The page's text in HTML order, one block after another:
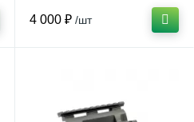
4 000 ₽ /шт